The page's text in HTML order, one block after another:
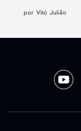
por Vitó Julião